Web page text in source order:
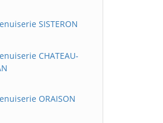
SISTERON
CHATEAU-
ORAISON